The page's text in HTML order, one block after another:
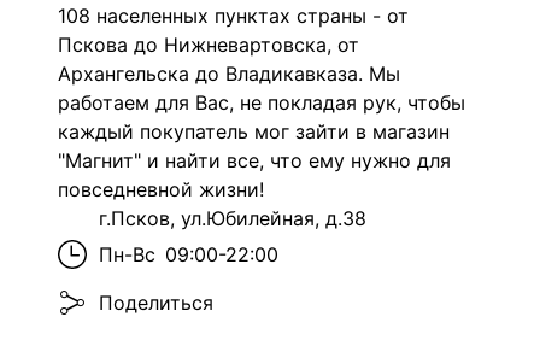
108 населенных пунктах страны - от
Пскова до Нижневартовска, от
Архангельска до Владикавказа. Мы
работаем для Вас, не покладая рук, чтобы
каждый покупатель мог зайти в магазин
"Магнит" и найти все, что ему нужно для
повседневной жизни!
г.Псков, ул.Юбилейная, д.38
Пн-Вс 09:00-22:00
Поделиться